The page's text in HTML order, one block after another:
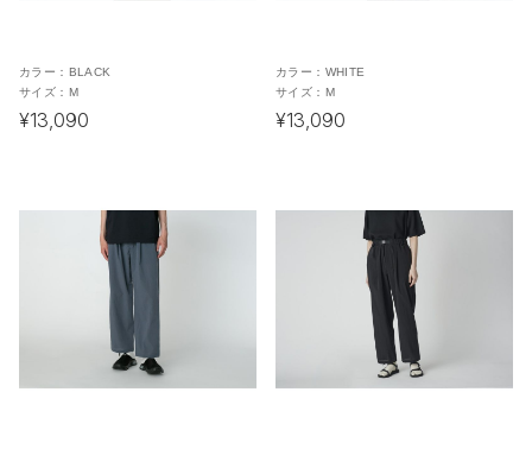
カラー： BLACK
サイズ： M
¥13,090
カラー： WHITE
サイズ： M
¥13,090